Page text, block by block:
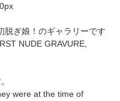
脱ぎ娘！のギャラリーです
NUDE GRAVURE,
were at the time of